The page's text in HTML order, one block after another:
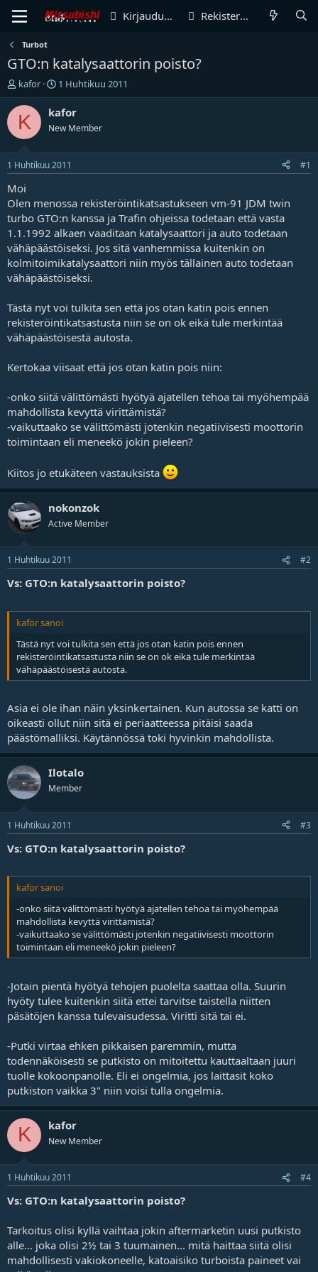
Kirjaudu sisään Rekisteröidy
Turbot
GTO:n katalysaattorin poisto?
V
i
e
s
k
e
t
u
n
a
l
o
i
a
j
a
kafor
A
l
o
t
s
p
v
ä
m
ä
ä
r
1 Huhtikuu 2011
K kafor
New Member
1 Huhtikuu 2011 #1
Moi
Olen menossa rekisteröintikatsastukseen vm-91 JDM twin
turbo GTO:n kanssa ja Trafin ohjeissa todetaan että vasta
1.1.1992 alkaen vaaditaan katalysaattori ja auto todetaan
vähäpäästöiseksi. Jos sitä vanhemmissa kuitenkin on
kolmitoimikatalysaattori niin myös tällainen auto todetaan
vähäpäästöiseksi.
Tästä nyt voi tulkita sen että jos otan katin pois ennen
rekisteröintikatsastusta niin se on ok eikä tule merkintää
vähäpäästöisestä autosta.
Kertokaa viisaat että jos otan katin pois niin:
-onko siitä välittömästi hyötyä ajatellen tehoa tai myöhempää
mahdollista kevyttä virittämistä?
-vaikuttaako se välittömästi jotenkin negatiivisesti moottorin
toimintaan eli meneekö jokin pieleen?
Kiitos jo etukäteen vastauksista
nokonzok
Active Member
1 Huhtikuu 2011 #2
Vs: GTO:n katalysaattorin poisto?
kafor sanoi
Tästä nyt voi tulkita sen että jos otan katin pois ennen
rekisteröintikatsastusta niin se on ok eikä tule merkintää
vähäpäästöisestä autosta.
Asia ei ole ihan näin yksinkertainen. Kun autossa se katti on
oikeasti ollut niin sitä ei periaatteessa pitäisi saada
päästömalliksi. Käytännössä toki hyvinkin mahdollista.
Ilotalo
Member
1 Huhtikuu 2011 #3
Vs: GTO:n katalysaattorin poisto?
kafor sanoi
-onko siitä välittömästi hyötyä ajatellen tehoa tai myöhempää
mahdollista kevyttä virittämistä?
-vaikuttaako se välittömästi jotenkin negatiivisesti moottorin
toimintaan eli meneekö jokin pieleen?
-Jotain pientä hyötyä tehojen puolelta saattaa olla. Suurin
hyöty tulee kuitenkin siitä ettei tarvitse taistella niitten
päsätöjen kanssa tulevaisudessa. Viritti sitä tai ei.
-Putki virtaa ehken pikkaisen paremmin, mutta
todennäköisesti se putkisto on mitoitettu kauttaaltaan juuri
tuolle kokoonpanolle. Eli ei ongelmia, jos laittasit koko
putkiston vaikka 3" niin voisi tulla ongelmia.
K kafor
New Member
1 Huhtikuu 2011 #4
Vs: GTO:n katalysaattorin poisto?
Tarkoitus olisi kyllä vaihtaa jokin aftermarketin uusi putkisto
alle... joka olisi 2½ tai 3 tuumainen... mitä haittaa siitä olisi
mahdollisesti vakiokoneelle, katoaisiko turboista paineet vai